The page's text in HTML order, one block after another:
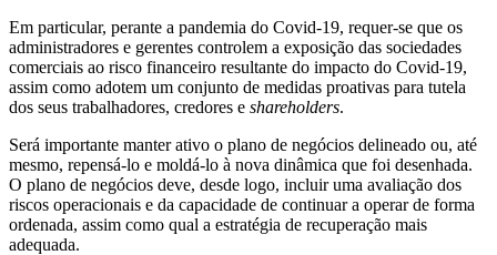
Em particular, perante a pandemia do Covid-19, requer-se que os
administradores e gerentes controlem a exposição das sociedades
comerciais ao risco financeiro resultante do impacto do Covid-19,
assim como adotem um conjunto de medidas proativas para tutela
dos seus trabalhadores, credores e shareholders.
Será importante manter ativo o plano de negócios delineado ou, até
mesmo, repensá-lo e moldá-lo à nova dinâmica que foi desenhada.
O plano de negócios deve, desde logo, incluir uma avaliação dos
riscos operacionais e da capacidade de continuar a operar de forma
ordenada, assim como qual a estratégia de recuperação mais
adequada.